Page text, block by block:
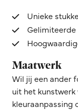
Unieke
Maatwerk
Wil jij een ander
uit het
kleuraanpassing